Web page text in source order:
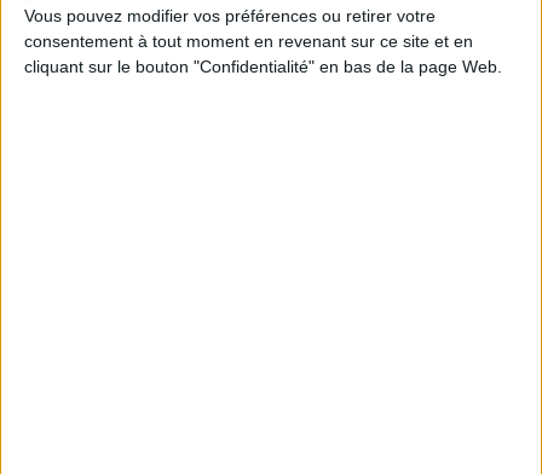
Vous pouvez modifier vos préférences ou retirer votre
consentement à tout moment en revenant sur ce site et en
cliquant sur le bouton "Confidentialité" en bas de la page Web.
Le signalement de
contenus générés par
l'IA devient obligatoire à